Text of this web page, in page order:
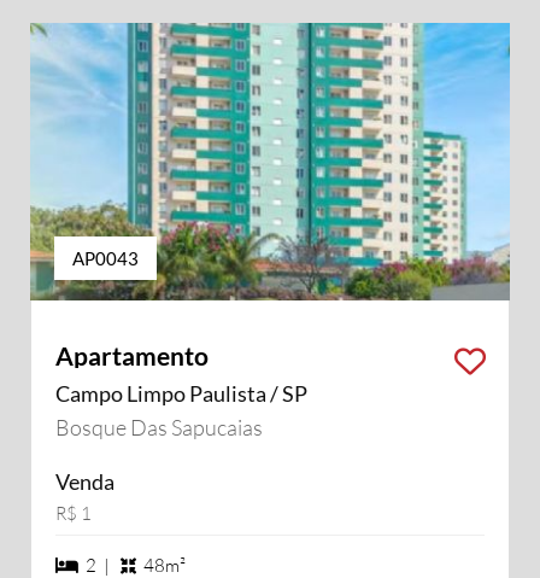
AP0043
Apartamento
Campo Limpo Paulista / SP
Bosque Das Sapucaias
Venda
R$ 1
2 dormiórios
2 | 48m²